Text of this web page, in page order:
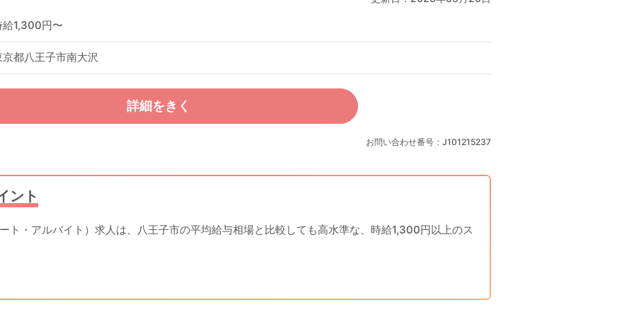
給1,300円〜
京都八王子市南大沢
詳細をきく
お問い合わせ番号：J101215237
ント
ト・アルバイト）求人は、八王子市の平均給与相場と比較しても高水準な、時給1,300円以上のス